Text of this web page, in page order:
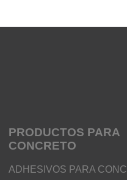
PRODUCTOS PARA
CONCRETO
ADHESIVOS PARA